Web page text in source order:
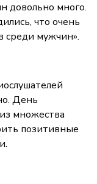
довольно много.
что очень
среди мужчин».
День
множества
позитивные